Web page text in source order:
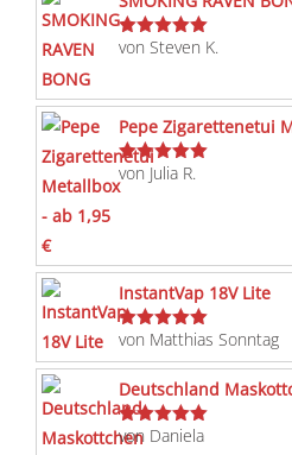
Bewertet
von Steven K.
Pepe Zigarettenetui
Bewertet
mit
von Julia R.
InstantVap 18V Lite
Bewertet
mit5von 5
von Matthias Sonntag
Deutschland
Bewertet
von Daniela